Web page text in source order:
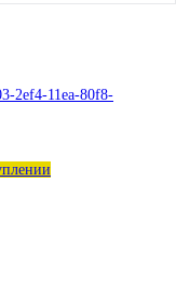
2ef4-11ea-80f8-